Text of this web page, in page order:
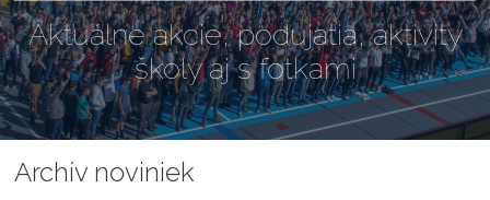
Aktuálne akcie, podujatia, aktivity
školy aj s fotkami
Archív noviniek